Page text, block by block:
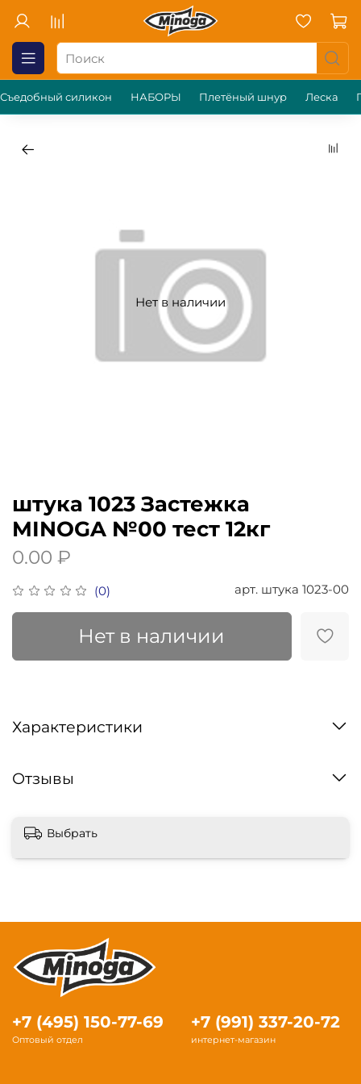
Съедобный силикон НАБОРЫ Плетёный шнур Леска
Нет в наличии
(0) арт. штука 1023-00
штука 1023 Застежка
MINOGA №00 тест 12кг
0.00 ₽
Нет в наличии
Характеристики
Отзывы
Выбрать
+7 (495) 150-77-69
Оптовый отдел
+7 (991) 337-20-72
интернет-магазин